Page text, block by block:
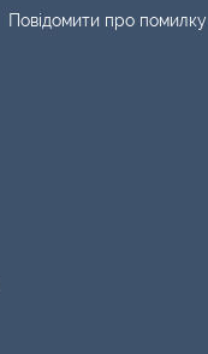
Повідомити про помилку